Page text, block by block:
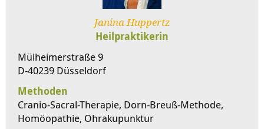
Janina Huppertz
Heilpraktikerin
Mülheimerstraße 9
D-40239 Düsseldorf
Methoden
Cranio-Sacral-Therapie, Dorn-Breuß-Methode,
Homöopathie, Ohrakupunktur